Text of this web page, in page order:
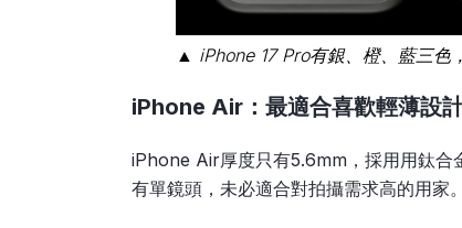
▲ iPhone 17 Pro有銀、橙、藍三色
iPhone Air：最適合喜歡輕薄設
iPhone Air厚度只有5.6mm，採用用鈦合
有單鏡頭，未必適合對拍攝需求高的用家